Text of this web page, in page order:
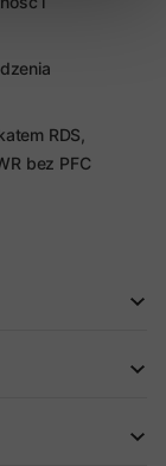
RDS,
bez PFC